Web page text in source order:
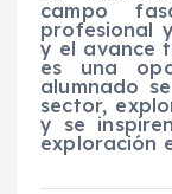
campo
profesional
y el avance
es una
alumnado
sector,
y se
exploración